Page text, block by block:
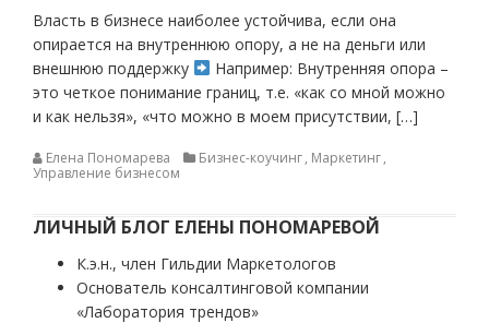
Власть в бизнесе наиболее устойчива, если она
опирается на внутреннюю опору, а не на деньги или
внешнюю поддержку
Например: Внутренняя опора –
это четкое понимание границ, т.е. «как со мной можно
и как нельзя», «что можно в моем присутствии, […]
Елена Пономарева Бизнес-коучинг, Маркетинг,
Управление бизнесом
ЛИЧНЫЙ БЛОГ ЕЛЕНЫ ПОНОМАРЕВОЙ
К.э.н., член Гильдии Маркетологов
Основатель консалтинговой компании
«Лаборатория трендов»